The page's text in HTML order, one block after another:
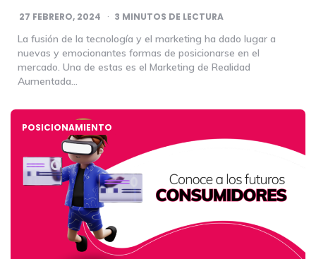
27 FEBRERO, 2024 3 MINUTOS DE LECTURA
La fusión de la tecnología y el marketing ha dado lugar a
nuevas y emocionantes formas de posicionarse en el
mercado. Una de estas es el Marketing de Realidad
Aumentada…
POSICIONAMIENTO